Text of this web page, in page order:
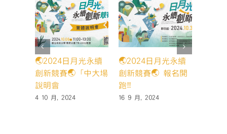
🌏2024日月光永續
創新競賽🌏「中大場
說明會
4 10 月, 2024
🌏2024日月光永續
創新競賽🌏 報名開
跑‼️
16 9 月, 2024